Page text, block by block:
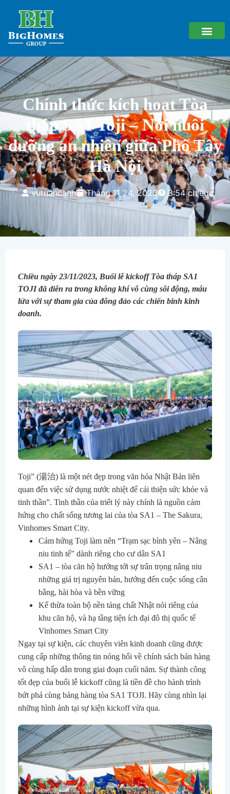
Chính thức kích hoạt Tòa
tháp SA1 Toji – Nơi nuôi
dưỡng an nhiên giữa Phố Tây
Hà Nội
vutuancanh Tháng 11 24, 2023 3:54 chiều
Chiều ngày 23/11/2023, Buổi lễ kickoff Tòa tháp SA1
TOJI đã diễn ra trong không khí vô cùng sôi động, máu
lửa với sự tham gia của đông đảo các chiến binh kinh
Toji” (湯治) là một nét đẹp trong văn hóa Nhật Bản liên
quan đến việc sử dụng nước nhiệt để cải thiện sức khỏe và
tinh thần”. Tinh thần của triết lý này chính là nguồn cảm
hứng cho chất sống tương lai của tòa SA1 – The Sakura,
Vinhomes Smart City.
Cảm hứng Toji làm nên “Trạm sạc bình yên – Nâng
niu tinh tế” dành riêng cho cư dân SA1
SA1 – tòa căn hộ hướng tới sự trân trọng nâng niu
những giá trị nguyên bản, hướng đến cuộc sống cân
bằng, hài hòa và bền vững
Kế thừa toàn bộ nền tảng chất Nhật nói riêng của
khu căn hộ, và hạ tầng tiện ích đại đô thị quốc tế
Vinhomes Smart City
Ngay tại sự kiện, các chuyên viên kinh doanh cũng được
cung cấp những thông tin nóng hổi về chính sách bán hàng
vô cùng hấp dẫn trong giai đoạn cuối năm. Sự thành công
tốt đẹp của buổi lễ kickoff cũng là tiền đề cho hành trình
bứt phá cùng bảng hàng tòa SA1 TOJI. Hãy cùng nhìn lại
những hình ảnh tại sự kiện kickoff vừa qua.